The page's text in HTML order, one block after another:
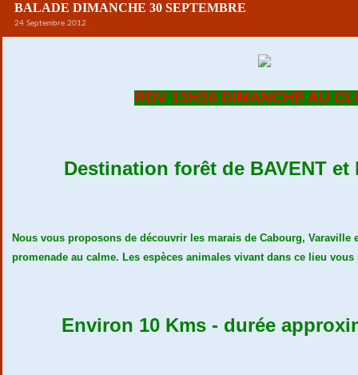
BALADE DIMANCHE 30 SEPTEMBRE
24 Septembre 2012
RDV 13H30 DIMANCHE AU
Destination forêt de BAVENT et
Nous vous proposons de découvrir les marais de Cabourg, Varaville
promenade au calme. Les espèces animales vivant dans ce lieu
Environ 10 Kms - durée